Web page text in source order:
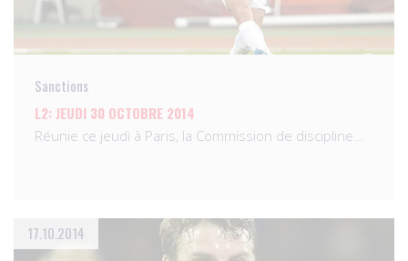
Sanctions
L2: JEUDI 30 OCTOBRE 2014
Réunie ce jeudi à Paris, la Commission de discipline…
17.10.2014